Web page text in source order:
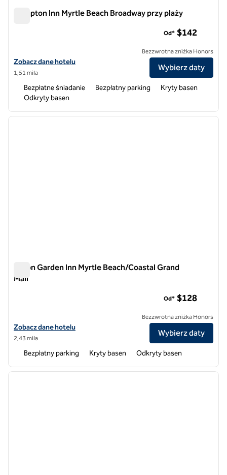
Hampton Inn Myrtle Beach Broadway przy plaży
Zobacz szczegóły hotelu Hampton Inn Myrtle Beach Broadway na
Zobacz dane hotelu
1,51 mila
Od* $142
Bezzwrotna zniżka Honors
Wybierz daty
Bezpłatne śniadanie Bezpłatny parking
Kryty basen
Odkryty basen
1 z 12
Hilton Garden Inn Myrtle Beach/Coastal Grand
Mall
Zobacz szczegóły hotelu Hilton Garden Inn Myrtle Beach/Coastal
Zobacz dane hotelu
2,43 mila
Od* $128
Bezzwrotna zniżka Honors
Wybierz daty
Bezpłatny parking Kryty basen Odkryty basen
1 z 12